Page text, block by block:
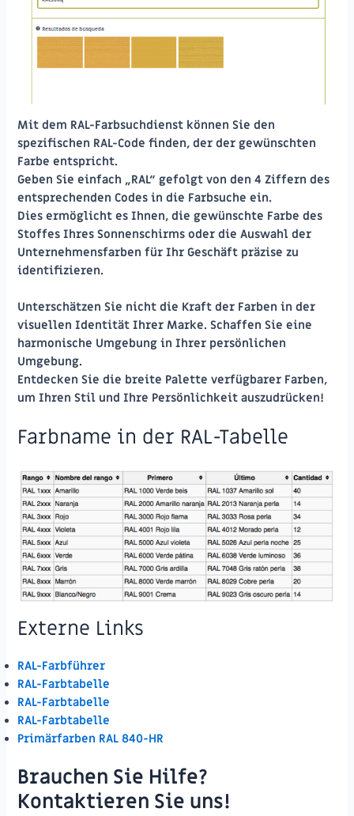
Mit dem RAL-Farbsuchdienst können Sie den
spezifischen RAL-Code finden, der der gewünschten
Farbe entspricht.
Geben Sie einfach „RAL“ gefolgt von den 4 Ziffern des
entsprechenden Codes in die Farbsuche ein.
Dies ermöglicht es Ihnen, die gewünschte Farbe des
Stoffes Ihres Sonnenschirms oder die Auswahl der
Unternehmensfarben für Ihr Geschäft präzise zu
identifizieren.
Unterschätzen Sie nicht die Kraft der Farben in der
visuellen Identität Ihrer Marke. Schaffen Sie eine
harmonische Umgebung in Ihrer persönlichen
Umgebung.
Entdecken Sie die breite Palette verfügbarer Farben,
um Ihren Stil und Ihre Persönlichkeit auszudrücken!
Farbname in der RAL-Tabelle
Externe Links
RAL-Farbführer
RAL-Farbtabelle
RAL-Farbtabelle
RAL-Farbtabelle
Primärfarben RAL 840-HR
Brauchen Sie Hilfe?
Kontaktieren Sie uns!